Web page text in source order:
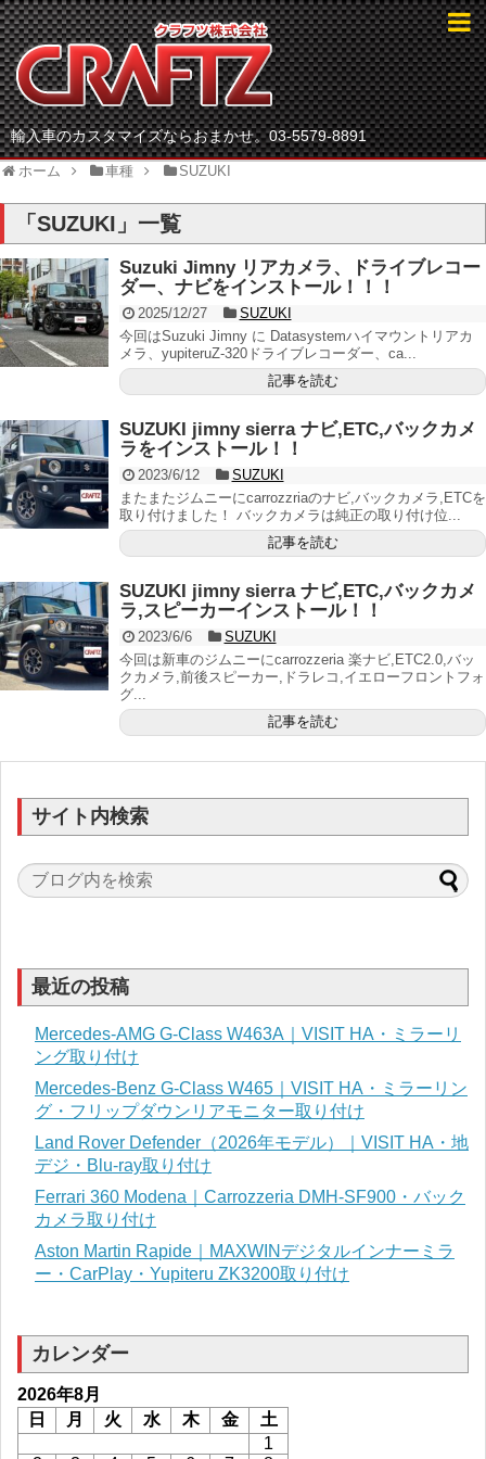
輸入車のカスタマイズならおまかせ。03-5579-8891
ホーム 車種 SUZUKI
「 SUZUKI 」 一覧
Suzuki Jimny リアカメラ、ドライブレコー
ダー、ナビをインストール！！！
2025/12/27
SUZUKI
今回はSuzuki Jimny に Datasystemハイマウントリアカ
メラ、yupiteruZ-320ドライブレコーダー、ca...
記事を読む
SUZUKI jimny sierra ナビ,ETC,バックカメ
ラをインストール！！
2023/6/12
SUZUKI
またまたジムニーにcarrozzriaのナビ,バックカメラ,ETCを
取り付けました！ バックカメラは純正の取り付け位...
記事を読む
SUZUKI jimny sierra ナビ,ETC,バックカメ
ラ,スピーカーインストール！！
2023/6/6
SUZUKI
今回は新車のジムニーにcarrozzeria 楽ナビ,ETC2.0,バッ
クカメラ,前後スピーカー,ドラレコ,イエローフロントフォ
グ...
記事を読む
サイト内検索
最近の投稿
Mercedes-AMG G-Class W463A｜VISIT HA・ミラーリ
ング取り付け
Mercedes-Benz G-Class W465｜VISIT HA・ミラーリン
グ・フリップダウンリアモニター取り付け
Land Rover Defender（2026年モデル）｜VISIT HA・地
デジ・Blu-ray取り付け
Ferrari 360 Modena｜Carrozzeria DMH-SF900・バック
カメラ取り付け
Aston Martin Rapide｜MAXWINデジタルインナーミラ
ー・CarPlay・Yupiteru ZK3200取り付け
カレンダー
2026年8月
日
月 火 水 木 金
土
1